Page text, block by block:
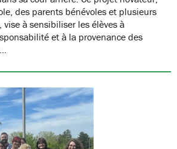
des parents bénévoles et plusieurs
à sensibiliser les élèves à
et à la provenance des